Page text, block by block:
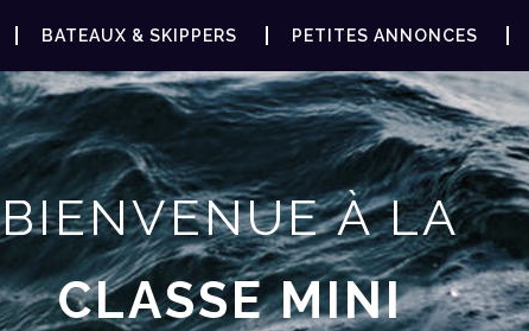
BATEAUX & SKIPPERS PETITES ANNONCES
BIENVENUE À LA
CLASSE MINI